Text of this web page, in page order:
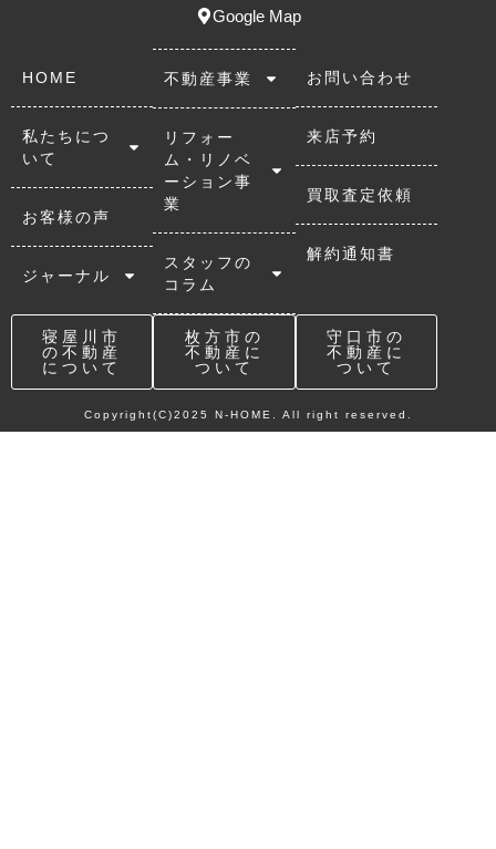
Google Map
HOME
私たちにつ
いて
お客様の声
ジャーナル
不動産事業
リフォー
ム・リノベ
ーション事
業
スタッフの
コラム
お問い合わせ
来店予約
買取査定依頼
解約通知書
寝屋川市
の不動産
について
枚方市の
不動産に
ついて
守口市の
不動産に
ついて
Copyright(C)2025 N-HOME. All right reserved.